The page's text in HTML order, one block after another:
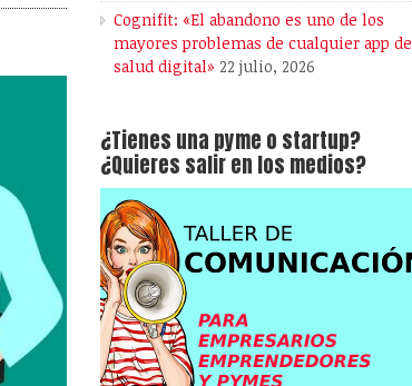
Cognifit: «El abandono es uno de los
mayores problemas de cualquier app de
salud digital» 22 julio, 2026
¿Tienes una pyme o startup?
¿Quieres salir en los medios?